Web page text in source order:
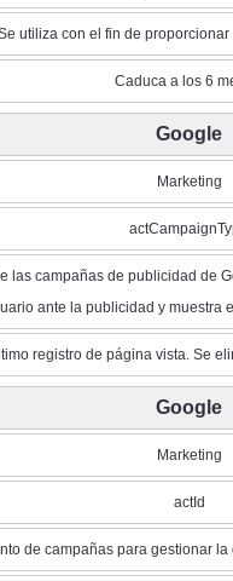
utiliza con el fin de
Caduca a los 6
Google
Marketing
las campañas de publicidad de
ante la publicidad y muestra
registro de página vista. Se
Google
Marketing
actId
de campañas para gestionar